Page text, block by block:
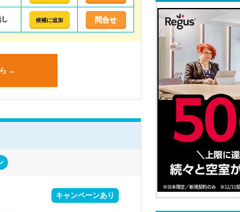
候補に追加 問合せ
→
キャンペーンあり